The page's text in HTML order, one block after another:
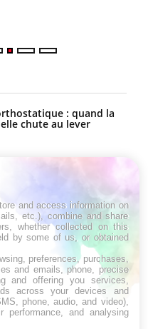
: quand la
chute au lever
une déformation des
aux conséquences
(Sclérose latérale
and access information on
etc.), combine and share
whether collected on this
by some of us, or obtained
preferences, purchases,
and emails, phone, precise
and offering you services,
across your devices and
phone, audio, and video),
performance, and analysing